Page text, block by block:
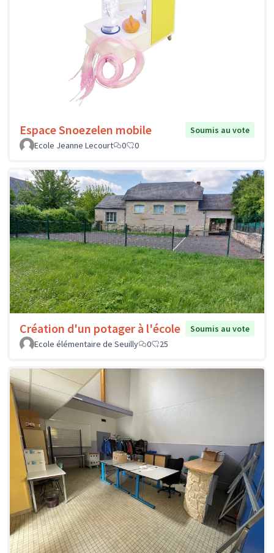
Espace Snoezelen mobile
Soumis au vote
Ecole Jeanne Lecourt
0 0
Création d'un potager à l'école
Soumis au vote
Ecole élémentaire de Seuilly
0 25